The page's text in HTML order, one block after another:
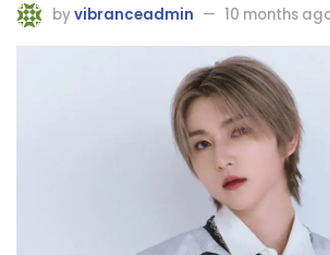
byvibranceadmin 10 months